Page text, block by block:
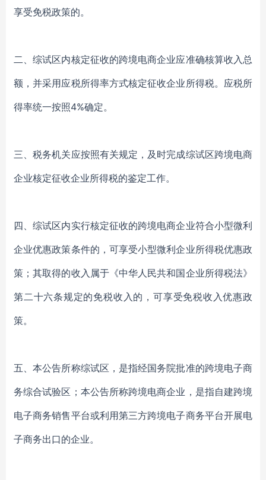
享受免税政策的。
二、综试区内核定征收的跨境电商企业应准确核算收入总
额，并采用应税所得率方式核定征收企业所得税。应税所
得率统一按照4%确定。
三、税务机关应按照有关规定，及时完成综试区跨境电商
企业核定征收企业所得税的鉴定工作。
四、综试区内实行核定征收的跨境电商企业符合小型微利
企业优惠政策条件的，可享受小型微利企业所得税优惠政
策；其取得的收入属于《中华人民共和国企业所得税法》
第二十六条规定的免税收入的，可享受免税收入优惠政
策。
五、本公告所称综试区，是指经国务院批准的跨境电子商
务综合试验区；本公告所称跨境电商企业，是指自建跨境
电子商务销售平台或利用第三方跨境电子商务平台开展电
子商务出口的企业。